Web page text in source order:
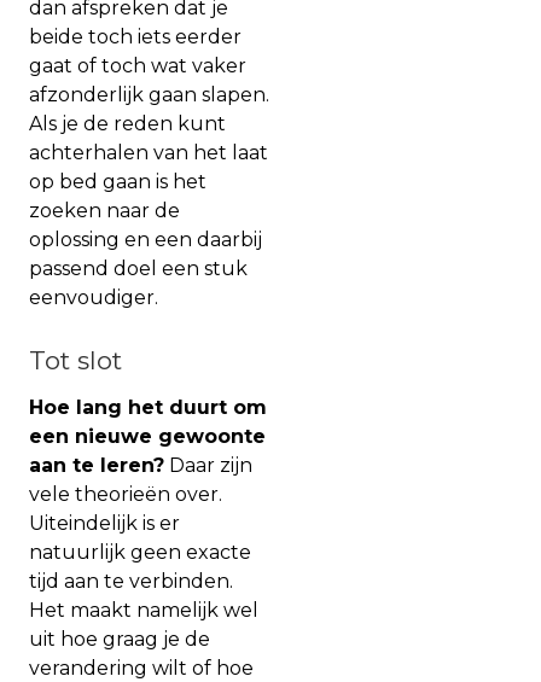
dan afspreken dat je
beide toch iets eerder
gaat of toch wat vaker
afzonderlijk gaan slapen.
Als je de reden kunt
achterhalen van het laat
op bed gaan is het
zoeken naar de
oplossing en een daarbij
passend doel een stuk
eenvoudiger.
Tot slot
Hoe lang het duurt om
een nieuwe gewoonte
aan te leren? Daar zijn
vele theorieën over.
Uiteindelijk is er
natuurlijk geen exacte
tijd aan te verbinden.
Het maakt namelijk wel
uit hoe graag je de
verandering wilt of hoe